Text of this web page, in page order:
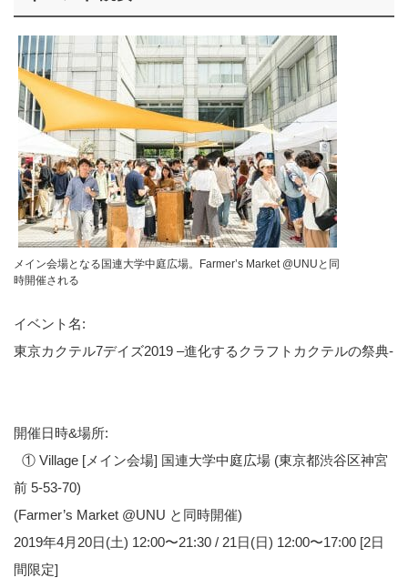
メイン会場となる国連大学中庭広場。Farmer’s Market @UNUと同
時開催される
イベント名:
東京カクテル7デイズ2019 –進化するクラフトカクテルの祭典-
開催日時&場所:
① Village [メイン会場] 国連大学中庭広場 (東京都渋谷区神宮
前 5-53-70)
(Farmer’s Market @UNU と同時開催)
2019年4月20日(土) 12:00〜21:30 / 21日(日) 12:00〜17:00 [2日
間限定]